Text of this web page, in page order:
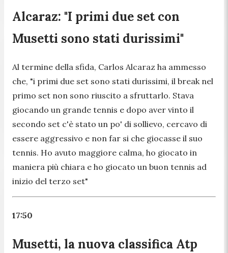
Alcaraz: "I primi due set con
Musetti sono stati durissimi"
Al termine della sfida, Carlos Alcaraz ha ammesso
che, "i primi due set sono stati durissimi, il break nel
primo set non sono riuscito a sfruttarlo. Stava
giocando un grande tennis e dopo aver vinto il
secondo set c'è stato un po' di sollievo, cercavo di
essere aggressivo e non far si che giocasse il suo
tennis. Ho avuto maggiore calma, ho giocato in
maniera più chiara e ho giocato un buon tennis ad
inizio del terzo set"
17:50
Musetti, la nuova classifica Atp